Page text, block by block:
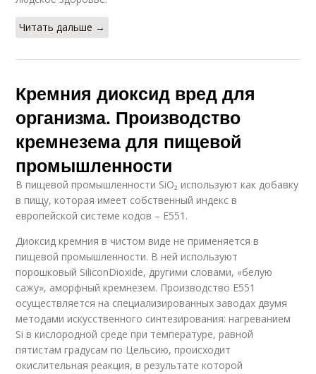
Читать дальше →
Кремния диоксид вред для
организма. Производство
кремнезема для пищевой
промышленности
В пищевой промышленности SiO₂ используют как добавку
в пищу, которая имеет собственный индекс в
европейской системе кодов – Е551.
Диоксид кремния в чистом виде не применяется в
пищевой промышленности. В ней используют
порошковый SiliconDioxide, другими словами, «белую
сажу», аморфный кремнезем. Производство Е551
осуществляется на специализированных заводах двумя
методами искусственного синтезирования: нагреванием
Si в кислородной среде при температуре, равной
пятистам градусам по Цельсию, происходит
окислительная реакция, в результате которой